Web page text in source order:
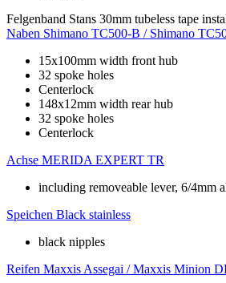
Felgenband Stans 30mm tubeless tape
Naben Shimano TC500-B / Shimano
15x100mm width front hub
32 spoke holes
Centerlock
148x12mm width rear hub
32 spoke holes
Centerlock
Achse MERIDA EXPERT TR
including removeable lever, 6/4mm
Speichen Black stainless
black nipples
Reifen Maxxis Assegai / Maxxis Minion